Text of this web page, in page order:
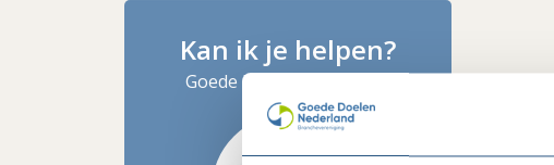
Kan ik je helpen?
Goede Doelen Nederland